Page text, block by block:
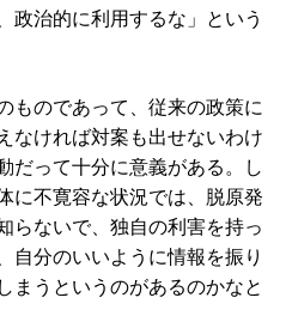
政治的に利用するな」という
ものであって、従来の政策に
なければ対案も出せないわけ
だって十分に意義がある。し
に不寛容な状況では、脱原発
らないで、独自の利害を持っ
自分のいいように情報を振り
まうというのがあるのかなと